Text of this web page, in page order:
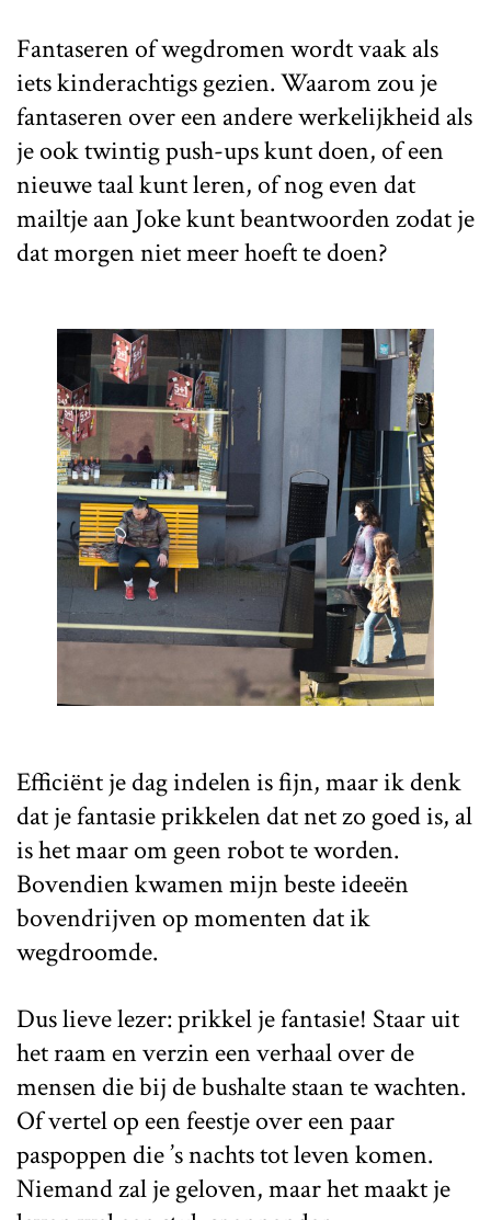
Fantaseren of wegdromen wordt vaak als
iets kinderachtigs gezien. Waarom zou je
fantaseren over een andere werkelijkheid als
je ook twintig push-ups kunt doen, of een
nieuwe taal kunt leren, of nog even dat
mailtje aan Joke kunt beantwoorden zodat je
dat morgen niet meer hoeft te doen?
Efficiënt je dag indelen is fijn, maar ik denk
dat je fantasie prikkelen dat net zo goed is, al
is het maar om geen robot te worden.
Bovendien kwamen mijn beste ideeën
bovendrijven op momenten dat ik
wegdroomde.
Dus lieve lezer: prikkel je fantasie! Staar uit
het raam en verzin een verhaal over de
mensen die bij de bushalte staan te wachten.
Of vertel op een feestje over een paar
paspoppen die ’s nachts tot leven komen.
Niemand zal je geloven, maar het maakt je